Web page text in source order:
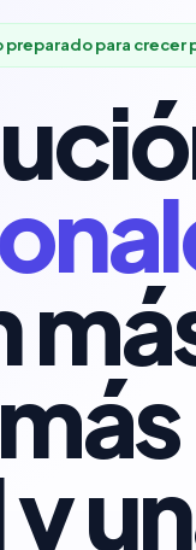
preparado para